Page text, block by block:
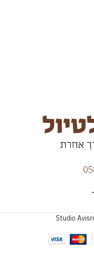
Studio